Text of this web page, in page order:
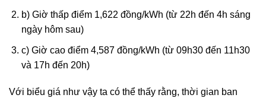
b) Giờ thấp điểm 1,622 đồng/kWh (từ 22h đến 4h sáng
ngày hôm sau)
c) Giờ cao điểm 4,587 đồng/kWh (từ 09h30 đến 11h30
và 17h đến 20h)
Với biểu giá như vậy ta có thể thấy rằng, thời gian ban